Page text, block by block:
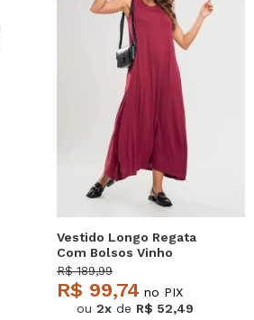
Vestido Longo Regata
Com Bolsos Vinho
Salvatore
R$ 189,99
R$ 99,74 no PIX
ou 2x de R$ 52,49